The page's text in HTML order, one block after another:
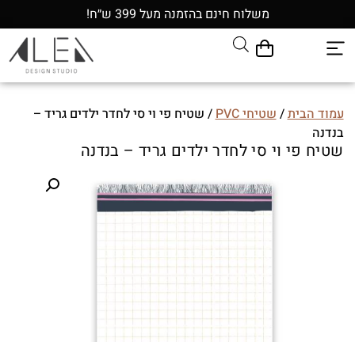
משלוח חינם בהזמנה מעל 399 ש״ח!
עמוד הבית/שטיחי PVC
/ שטיח פי וי סי לחדר ילדים גריד –
בנדנה
שטיח פי וי סי לחדר ילדים גריד – בנדנה